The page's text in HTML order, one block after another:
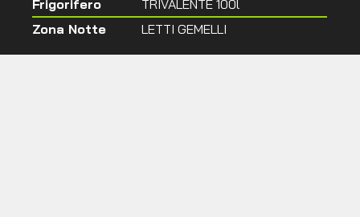
Frigorifero
TRIVALENTE 100l
Zona Notte
LETTI GEMELLI